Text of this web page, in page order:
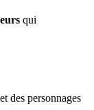
qui
et des personnages